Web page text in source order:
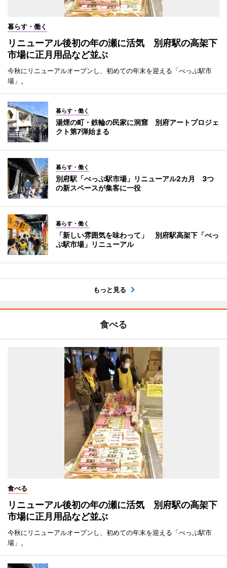
暮らす・働く
リニューアル後初の年の瀬に活気 別府駅の高架下
市場に正月用品など並ぶ
今秋にリニューアルオープンし、初めての年末を迎える「べっぷ駅市
場」。
暮らす・働く
湯煙の町・鉄輪の民家に洞窟 別府アートプロジェ
クト第7弾始まる
暮らす・働く
別府駅「べっぷ駅市場」リニューアル2カ月 3つ
の新スペースが集客に一役
暮らす・働く
「新しい雰囲気を味わって」 別府駅高架下「べっ
ぷ駅市場」リニューアル
もっと見る
食べる
食べる
リニューアル後初の年の瀬に活気 別府駅の高架下
市場に正月用品など並ぶ
今秋にリニューアルオープンし、初めての年末を迎える「べっぷ駅市
場」。